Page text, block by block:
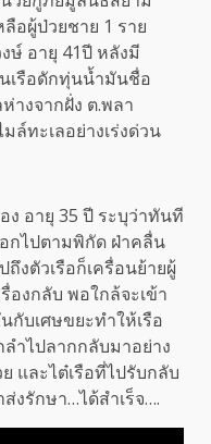
อผู้ป่วยชาย 1 ราย
ษ์ อายุ 41ปี หลังมี
เรือดักทุ่นน้ำมันชื่อ
างจากฝั่ง ต.พลา
ล์ทะเลอย่างเร่งด่วน
อายุ 35 ปี ระบุว่าทันที
อกไปตามพิกัด ฝ่าคลื่น
งตัวเรือก็เครื่อนย้ายผู้
องกลับ พอใกล้จะเข้า
กับเศษขยะทำให้เรือ
ำไปลากกลับมาอย่าง
และไต๋เรือที่ไปรับกลับ
งรักษา…ได้สำเร็จ….